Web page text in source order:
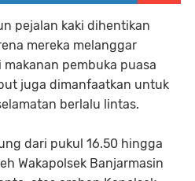
pejalan kaki dihentikan
mereka melanggar
pembuka puasa
juga dimanfaatkan untuk
berlalu lintas.
dari pukul 16.50 hingga
Wakapolsek Banjarmasin